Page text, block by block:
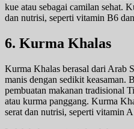
kue atau sebagai camilan sehat.
dan nutrisi, seperti vitamin B6
6. Kurma Khalas
Kurma Khalas berasal dari Arab
manis dengan sedikit keasaman.
pembuatan makanan tradisional
atau kurma panggang. Kurma
serat dan nutrisi, seperti vitamin